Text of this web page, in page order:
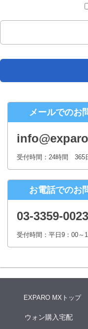
取得した個人情報は、法
を得ることなく第三者に
個人情報の取扱いの委託に
開示対象個人情報の開示
ご本人からの求めにより
す。
株式会社シースクェア 個
〒160-0023 東京都新宿
ル１３階
Eメール：info@c-
（受付時間は、平日9時～
ます。）
個人情報を入力するにあ
回答ができない場合がご
本人が容易に認識できな
クッキーやWebビーコン
メールでのお
受付時間：24時間 365
お電話でのお
03-3359-0023
受付時間：平日9：00～
EXPARO MXトップ
ウォン購入宅配